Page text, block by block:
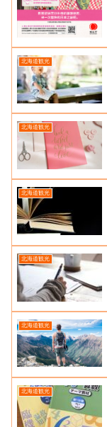
北海道観光
北海道観光
北海道観光
北海道観光
北海道観光
北海道観光